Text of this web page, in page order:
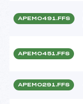
APEM0491.FFS
APEM0451.FFS
APEM0291.FFS